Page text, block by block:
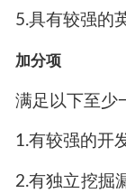
5.具有较强的
加分项
满足以下至少
1.有较强的开
2.有独立挖掘